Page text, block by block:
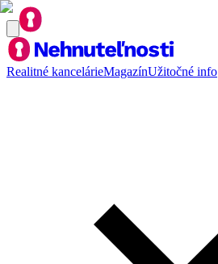
Realitné kancelárieMagazínUžitočné info